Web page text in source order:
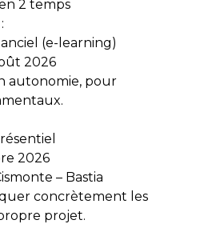
2 temps
(e-learning)
2026
autonomie, pour
2026
– Bastia
concrètement les
projet.